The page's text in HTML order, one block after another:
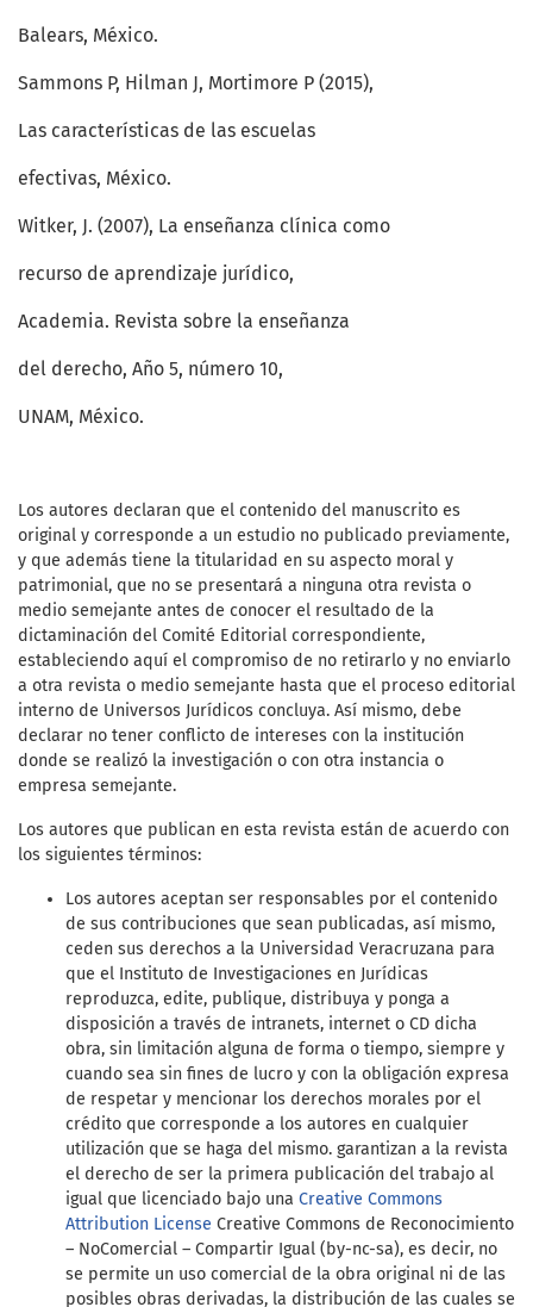
Balears, México.
Sammons P, Hilman J, Mortimore P (2015),
Las características de las escuelas
efectivas, México.
Witker, J. (2007), La enseñanza clínica como
recurso de aprendizaje jurídico,
Academia. Revista sobre la enseñanza
del derecho, Año 5, número 10,
UNAM, México.
Los autores declaran que el contenido del manuscrito es
original y corresponde a un estudio no publicado previamente,
y que además tiene la titularidad en su aspecto moral y
patrimonial, que no se presentará a ninguna otra revista o
medio semejante antes de conocer el resultado de la
dictaminación del Comité Editorial correspondiente,
estableciendo aquí el compromiso de no retirarlo y no enviarlo
a otra revista o medio semejante hasta que el proceso editorial
interno de Universos Jurídicos concluya. Así mismo, debe
declarar no tener conflicto de intereses con la institución
donde se realizó la investigación o con otra instancia o
empresa semejante.
Los autores que publican en esta revista están de acuerdo con
los siguientes términos:
Los autores aceptan ser responsables por el contenido
de sus contribuciones que sean publicadas, así mismo,
ceden sus derechos a la Universidad Veracruzana para
que el Instituto de Investigaciones en Jurídicas
reproduzca, edite, publique, distribuya y ponga a
disposición a través de intranets, internet o CD dicha
obra, sin limitación alguna de forma o tiempo, siempre y
cuando sea sin fines de lucro y con la obligación expresa
de respetar y mencionar los derechos morales por el
crédito que corresponde a los autores en cualquier
utilización que se haga del mismo. garantizan a la revista
el derecho de ser la primera publicación del trabajo al
igual que licenciado bajo una Creative Commons
Attribution License Creative Commons de Reconocimiento
– NoComercial – Compartir Igual (by-nc-sa), es decir, no
se permite un uso comercial de la obra original ni de las
posibles obras derivadas, la distribución de las cuales se